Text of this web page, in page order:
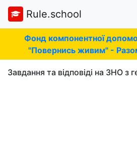
Rule.school
Фонд компонентної
"Повернись живим" -
Завдання та відповіді на ЗНО з